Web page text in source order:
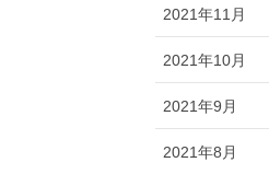
2021年11月
2021年10月
2021年9月
2021年8月